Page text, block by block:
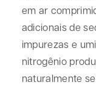
em ar
adicionais de
impurezas e
nitrogênio
naturalmente